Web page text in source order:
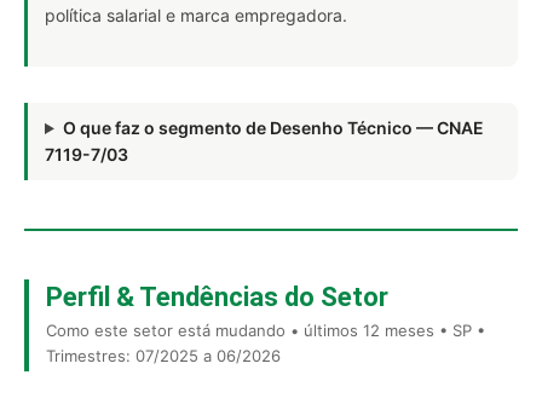
política salarial e marca empregadora.
O que faz o segmento de Desenho Técnico — CNAE
7119-7/03
Perfil & Tendências do Setor
Como este setor está mudando • últimos 12 meses • SP •
Trimestres: 07/2025 a 06/2026